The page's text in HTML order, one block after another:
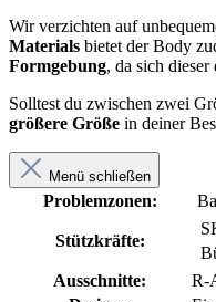
Wir verzichten auf
Materials bietet der Body
Formgebung, da sich dieser
Solltest du zwischen zwei
größere Größe in deiner
Menü schließen
Problemzonen:
Stützkräfte:
Ausschnitte:
R-